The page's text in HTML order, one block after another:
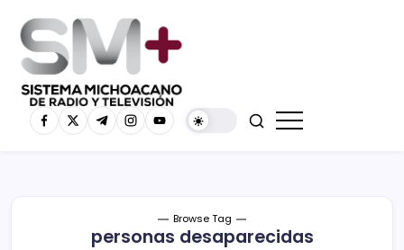
Browse Tag
personas desaparecidas